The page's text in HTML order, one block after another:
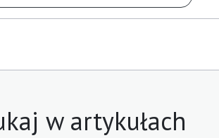
w artykułach